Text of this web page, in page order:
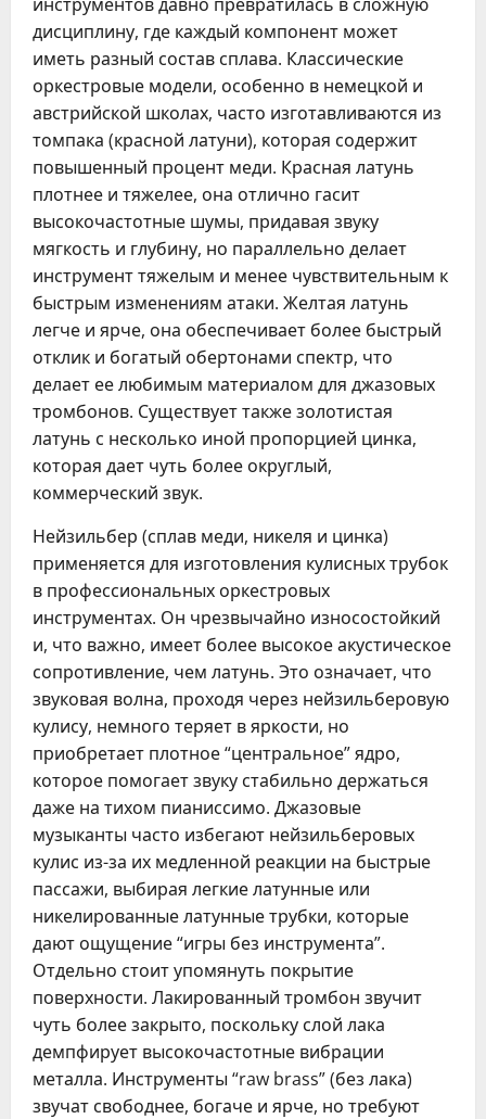
дисциплину, где каждый компонент может
иметь разный состав сплава. Классические
оркестровые модели, особенно в немецкой и
австрийской школах, часто изготавливаются из
томпака (красной латуни), которая содержит
повышенный процент меди. Красная латунь
плотнее и тяжелее, она отлично гасит
высокочастотные шумы, придавая звуку
мягкость и глубину, но параллельно делает
инструмент тяжелым и менее чувствительным к
быстрым изменениям атаки. Желтая латунь
легче и ярче, она обеспечивает более быстрый
отклик и богатый обертонами спектр, что
делает ее любимым материалом для джазовых
тромбонов. Существует также золотистая
латунь с несколько иной пропорцией цинка,
которая дает чуть более округлый,
коммерческий звук.
Нейзильбер (сплав меди, никеля и цинка)
применяется для изготовления кулисных трубок
в профессиональных оркестровых
инструментах. Он чрезвычайно износостойкий
и, что важно, имеет более высокое акустическое
сопротивление, чем латунь. Это означает, что
звуковая волна, проходя через нейзильберовую
кулису, немного теряет в яркости, но
приобретает плотное “центральное” ядро,
которое помогает звуку стабильно держаться
даже на тихом пианиссимо. Джазовые
музыканты часто избегают нейзильберовых
кулис из-за их медленной реакции на быстрые
пассажи, выбирая легкие латунные или
никелированные латунные трубки, которые
дают ощущение “игры без инструмента”.
Отдельно стоит упомянуть покрытие
поверхности. Лакированный тромбон звучит
чуть более закрыто, поскольку слой лака
демпфирует высокочастотные вибрации
металла. Инструменты “raw brass” (без лака)
звучат свободнее, богаче и ярче, но требуют